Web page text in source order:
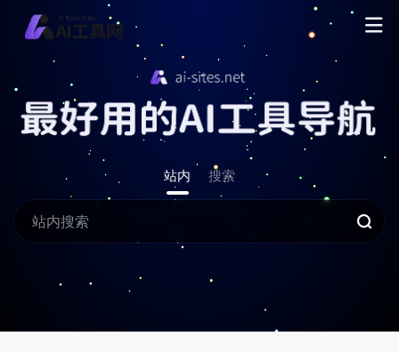
站内 搜索